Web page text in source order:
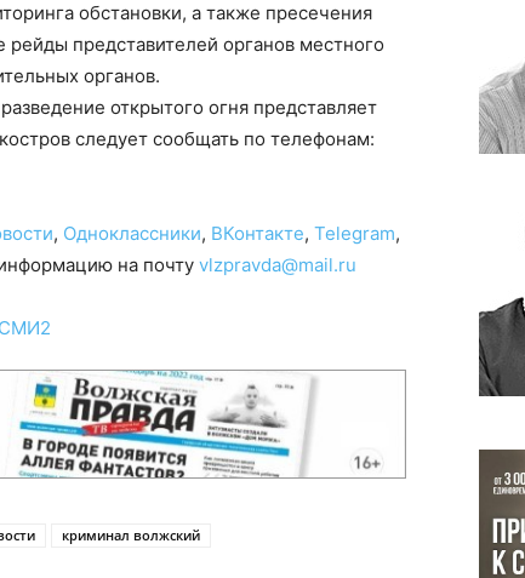
обстановки, а также пресечения
представителей органов местного
органов.
открытого огня представляет
следует сообщать по телефонам:
, Одноклассники, ВКонтакте, Telegram,
на почту vlzpravda@mail.ru
криминал волжский